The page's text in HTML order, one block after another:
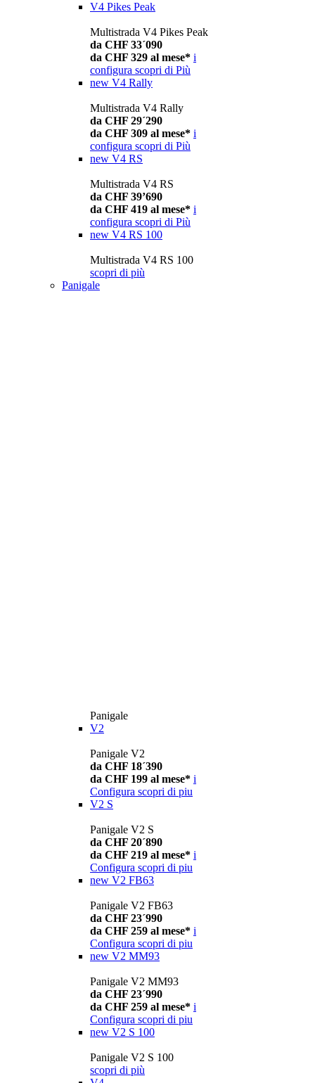
V4 Pikes Peak
Multistrada V4 Pikes Peak
da CHF 33´090
da CHF 329 al mese* i
configura scopri di Più
new V4 Rally
Multistrada V4 Rally
da CHF 29´290
da CHF 309 al mese* i
configura scopri di Più
new V4 RS
Multistrada V4 RS
da CHF 39’690
da CHF 419 al mese* i
configura scopri di Più
new V4 RS 100
Multistrada V4 RS 100
scopri di più
Panigale
Panigale
V2
Panigale V2
da CHF 18´390
da CHF 199 al mese* i
Configura scopri di piu
V2 S
Panigale V2 S
da CHF 20´890
da CHF 219 al mese* i
Configura scopri di piu
new V2 FB63
Panigale V2 FB63
da CHF 23´990
da CHF 259 al mese* i
Configura scopri di piu
new V2 MM93
Panigale V2 MM93
da CHF 23´990
da CHF 259 al mese* i
Configura scopri di piu
new V2 S 100
Panigale V2 S 100
scopri di più